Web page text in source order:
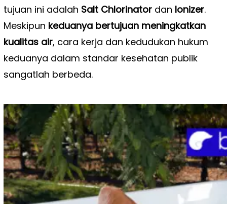
tujuan ini adalah Salt Chlorinatordan Ionizer.
Meskipun keduanya bertujuan meningkatkan
kualitas air, cara kerja dan kedudukan hukum
keduanya dalam standar kesehatan publik
sangatlah berbeda.